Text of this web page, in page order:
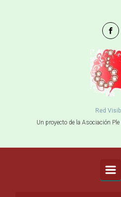
Red
Un proyecto de la Asociación